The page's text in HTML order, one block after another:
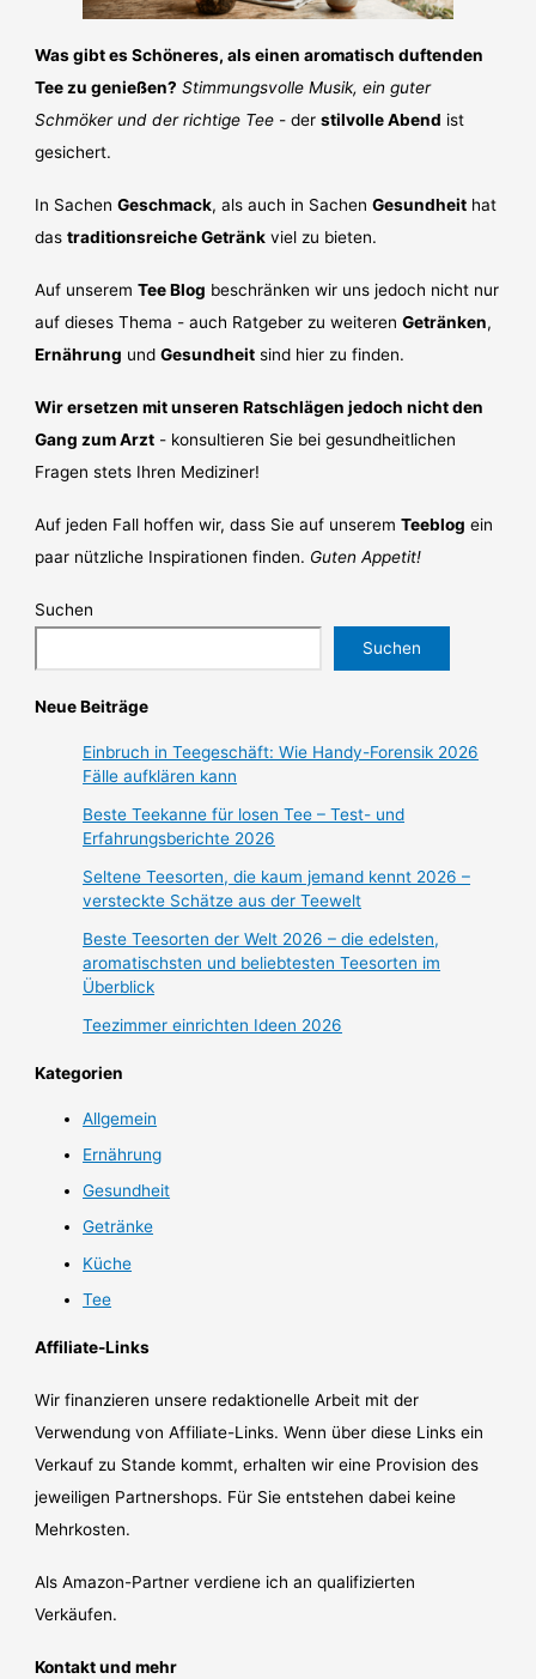
Was gibt es Schöneres, als einen aromatisch duftenden
Tee zu genießen? Stimmungsvolle Musik, ein guter
Schmöker und der richtige Tee - derstilvolle Abend ist
gesichert.
In SachenGeschmack, als auch in SachenGesundheit hat
dastraditionsreiche Getränk viel zu bieten.
Auf unseremTee Blog beschränken wir uns jedoch nicht nur
auf dieses Thema - auch Ratgeber zu weiterenGetränken,
Ernährung undGesundheit sind hier zu finden.
Wir ersetzen mit unseren Ratschlägen jedoch nicht den
Gang zum Arzt - konsultieren Sie bei gesundheitlichen
Fragen stets Ihren Mediziner!
Auf jeden Fall hoffen wir, dass Sie auf unseremTeeblog ein
paar nützliche Inspirationen finden. Guten Appetit!
Suchen
Suchen
Neue Beiträge
Einbruch in Teegeschäft: Wie Handy-Forensik 2026
Fälle aufklären kann
Beste Teekanne für losen Tee – Test- und
Erfahrungsberichte 2026
Seltene Teesorten, die kaum jemand kennt 2026 –
versteckte Schätze aus der Teewelt
Beste Teesorten der Welt 2026 – die edelsten,
aromatischsten und beliebtesten Teesorten im
Überblick
Teezimmer einrichten Ideen 2026
Kategorien
Allgemein
Ernährung
Gesundheit
Getränke
Küche
Tee
Affiliate-Links
Wir finanzieren unsere redaktionelle Arbeit mit der
Verwendung von Affiliate-Links. Wenn über diese Links ein
Verkauf zu Stande kommt, erhalten wir eine Provision des
jeweiligen Partnershops. Für Sie entstehen dabei keine
Mehrkosten.
Als Amazon-Partner verdiene ich an qualifizierten
Verkäufen.
Kontakt und mehr